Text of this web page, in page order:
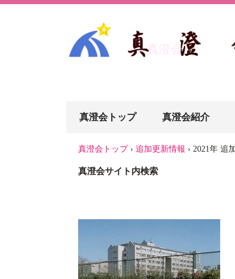
真澄会
真澄会トップ 真澄会紹介
真澄会トップ › 追加更新情報 › 2021年 追
真澄会サイト内検索